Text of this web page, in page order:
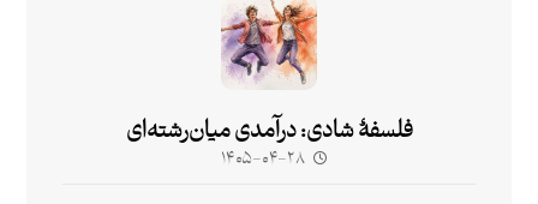
فلسفۀ شادی: درآمدی میان‌رشته‌ای
۱۴۰۵-۰۴-۲۸